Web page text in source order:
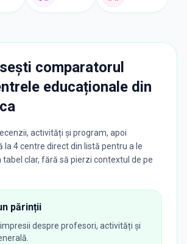
comparatorul
educaționale din
activități și program, apoi
la 4 centre direct din listă pentru a le
clar, fără să pierzi contextul de pe
părinții
despre profesori, activități și